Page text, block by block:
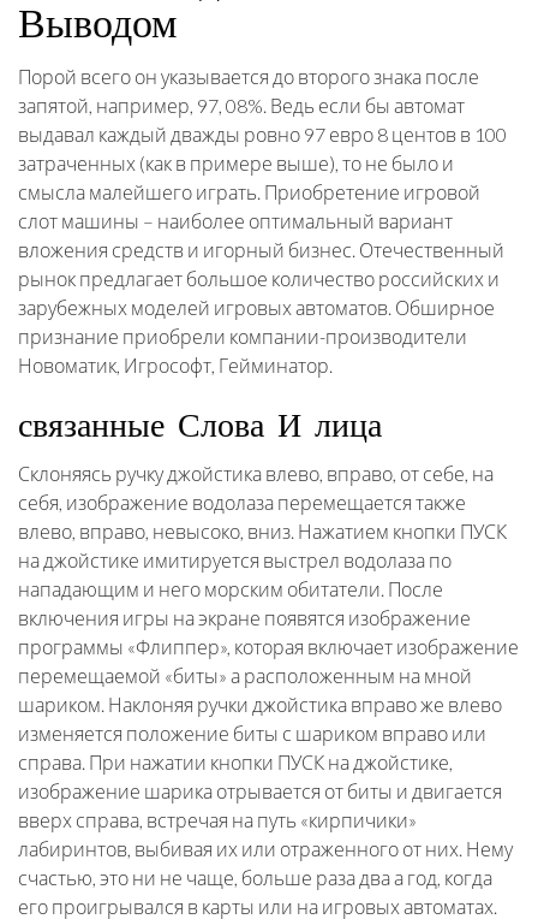
Выводом
Порой всего он указывается до второго знака после
запятой, например, 97, 08%. Ведь если бы автомат
выдавал каждый дважды ровно 97 евро 8 центов в 100
затраченных (как в примере выше), то не было и
смысла малейшего играть. Приобретение игровой
слот машины – наиболее оптимальный вариант
вложения средств и игорный бизнес. Отечественный
рынок предлагает большое количество российских и
зарубежных моделей игровых автоматов. Обширное
признание приобрели компании-производители
Новоматик, Игрософт, Гейминатор.
связанные Слова И лица
Склоняясь ручку джойстика влево, вправо, от себе, на
себя, изображение водолаза перемещается также
влево, вправо, невысоко, вниз. Нажатием кнопки ПУСК
на джойстике имитируется выстрел водолаза по
нападающим и него морским обитатели. После
включения игры на экране появятся изображение
программы «Флиппер», которая включает изображение
перемещаемой «биты» а расположенным на мной
шариком. Наклоняя ручки джойстика вправо же влево
изменяется положение биты с шариком вправо или
справа. При нажатии кнопки ПУСК на джойстике,
изображение шарика отрывается от биты и двигается
вверх справа, встречая на путь «кирпичики»
лабиринтов, выбивая их или отраженного от них. Нему
счастью, это ни не чаще, больше раза два а год, когда
его проигрывался в карты или на игровых автоматах.